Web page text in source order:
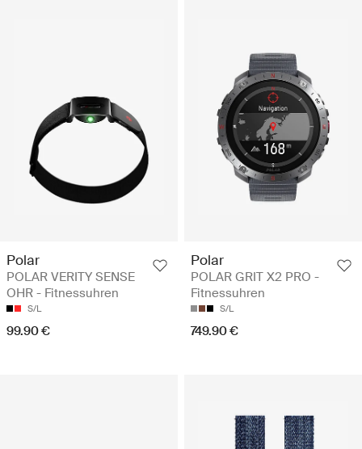
Polar
POLAR VERITY SENSE
OHR - Fitnessuhren
S/L
99.90 €
Polar
POLAR GRIT X2 PRO -
Fitnessuhren
S/L
749.90 €